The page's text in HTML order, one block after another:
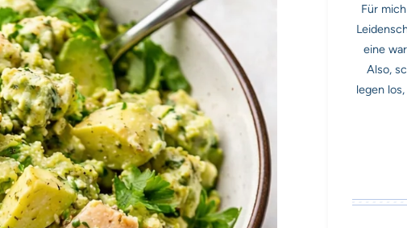
Für
eine
Also,
legen